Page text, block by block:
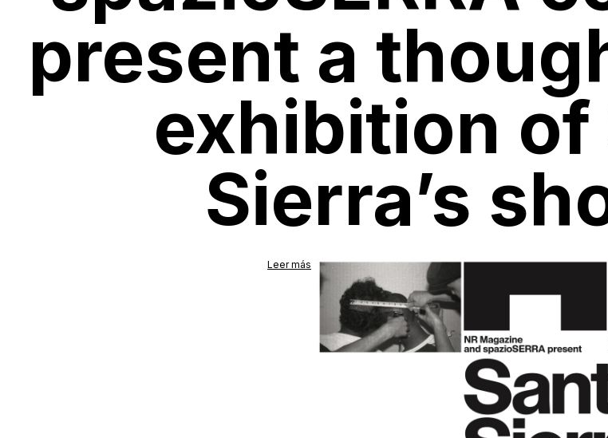
present a
exhibition of
Sierra’s
Leer más